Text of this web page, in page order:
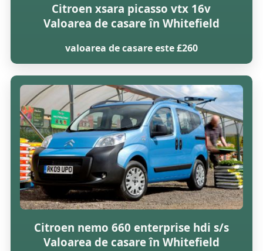
Citroen xsara picasso vtx 16v
Valoarea de casare în Whitefield
valoarea de casare este £260
Citroen nemo 660 enterprise hdi s/s
Valoarea de casare în Whitefield